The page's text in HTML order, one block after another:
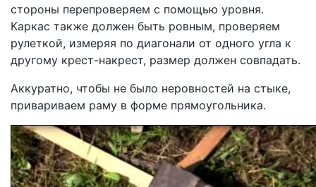
стороны перепроверяем с помощью уровня.
Каркас также должен быть ровным, проверяем
рулеткой, измеряя по диагонали от одного угла к
другому крест-накрест, размер должен совпадать.
Аккуратно, чтобы не было неровностей на стыке,
привариваем раму в форме прямоугольника.